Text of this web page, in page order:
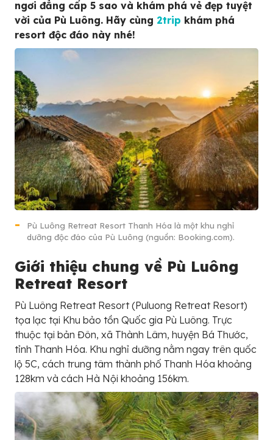
ngơi đẳng cấp 5 sao và khám phá vẻ đẹp tuyệt
vời của Pù Luông. Hãy cùng 2trip khám phá
resort độc đáo này nhé!
Pù Luông Retreat Resort Thanh Hóa là một khu nghỉ
dưỡng độc đáo của Pù Luông (nguồn: Booking.com).
Giới thiệu chung về Pù Luông
Retreat Resort
Pù Luông Retreat Resort (Puluong Retreat Resort)
tọa lạc tại Khu bảo tồn Quốc gia Pù Luông. Trực
thuộc tại bản Đôn, xã Thành Lâm, huyện Bá Thước,
tỉnh Thanh Hóa. Khu nghỉ dưỡng nằm ngay trên quốc
lộ 5C, cách trung tâm thành phố Thanh Hóa khoảng
128km và cách Hà Nội khoảng 156km.